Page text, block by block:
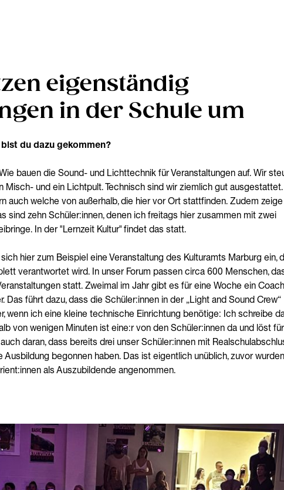
eigenständig
in der Schule um
du dazu gekommen?
bauen die Sound- und Lichttechnik für Veranstaltungen auf. Wir
Misch- und ein Lichtpult. Technisch sind wir ziemlich gut
auch welche von außerhalb, die hier vor Ort stattfinden. Zudem
sind zehn Schüler:innen, denen ich freitags hier zusammen mit zwei
In der "Lernzeit Kultur" findet das statt.
hier zum Beispiel eine Veranstaltung des Kulturamts Marburg ein,
verantwortet wird. In unser Forum passen circa 600 Menschen,
statt. Zweimal im Jahr gibt es für eine Woche ein
führt dazu, dass die Schüler:innen in der „Light and Sound Crew“
wenn ich eine kleine technische Einrichtung benötige: Ich schreibe
von wenigen Minuten ist eine:r von den Schüler:innen da und löst
daran, dass bereits drei unser Schüler:innen mit
begonnen haben. Das ist eigentlich unüblich, zuvor
als Auszubildende angenommen.